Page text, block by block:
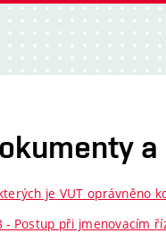
je VUT oprávněno
Postup při jmenovacím